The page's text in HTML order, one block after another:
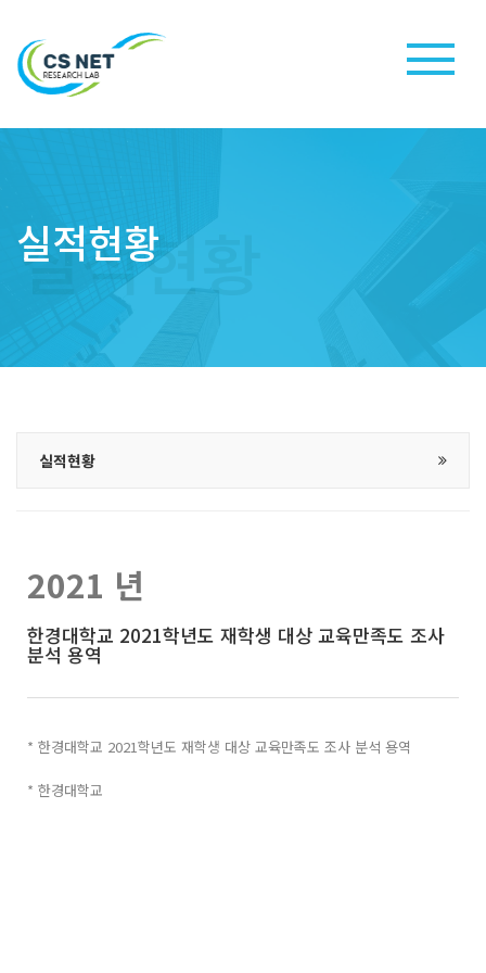
실적현황
실적현황
2021 년
한경대학교 2021학년도 재학생 대상 교육만족도 조사
분석 용역
* 한경대학교 2021학년도 재학생 대상 교육만족도 조사 분석 용역
* 한경대학교